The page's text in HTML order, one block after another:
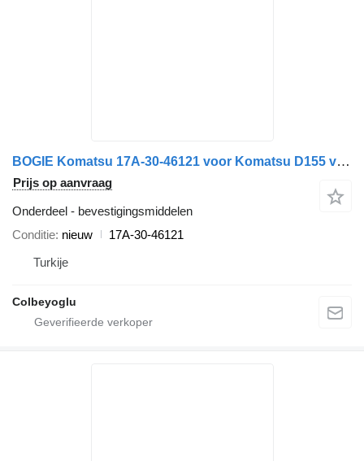
BOGIE Komatsu 17A-30-46121 voor Komatsu D155 vliegtuigtrekker
Prijs op aanvraag
Onderdeel - bevestigingsmiddelen
Conditie nieuw
17A-30-46121
Turkije
Colbeyoglu